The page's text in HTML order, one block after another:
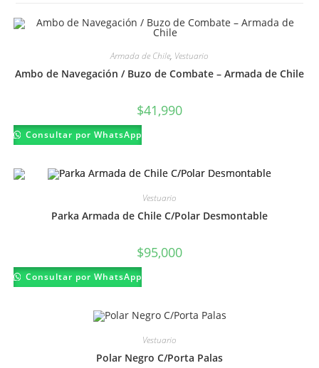
Armada de Chile, Vestuario
Ambo de Navegación / Buzo de Combate – Armada de Chile
$41,990
variantes.
Las
se
pueden
elegir
página
de
Consultar por WhatsApp
Vestuario
Parka Armada de Chile C/Polar Desmontable
$95,000
variantes.
Las
se
elegir
Consultar por WhatsApp
Vestuario
Polar Negro C/Porta Palas